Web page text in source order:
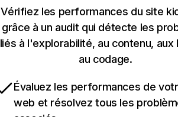
Vérifiez les performances du site
grâce à un audit qui détecte les
liés à l'explorabilité, au contenu, aux
au codage.
Évaluez les performances de
web et résolvez tous les